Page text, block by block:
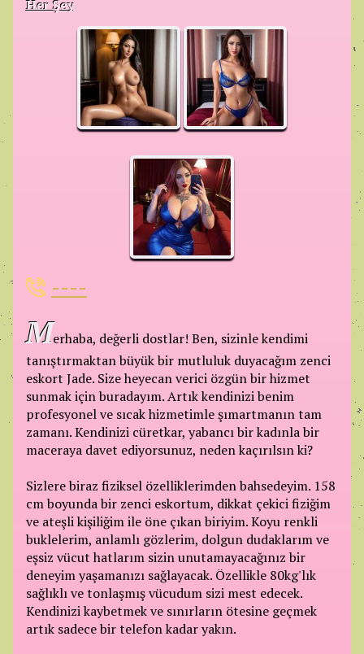
Her Şey
----
Merhaba, değerli dostlar! Ben, sizinle kendimi
tanıştırmaktan büyük bir mutluluk duyacağım zenci
eskort Jade. Size heyecan verici özgün bir hizmet
sunmak için buradayım. Artık kendinizi benim
profesyonel ve sıcak hizmetimle şımartmanın tam
zamanı. Kendinizi cüretkar, yabancı bir kadınla bir
maceraya davet ediyorsunuz, neden kaçırılsın ki?
Sizlere biraz fiziksel özelliklerimden bahsedeyim. 158
cm boyunda bir zenci eskortum, dikkat çekici fiziğim
ve ateşli kişiliğim ile öne çıkan biriyim. Koyu renkli
buklelerim, anlamlı gözlerim, dolgun dudaklarım ve
eşsiz vücut hatlarım sizin unutamayacağınız bir
deneyim yaşamanızı sağlayacak. Özellikle 80kg'lık
sağlıklı ve tonlaşmış vücudum sizi mest edecek.
Kendinizi kaybetmek ve sınırların ötesine geçmek
artık sadece bir telefon kadar yakın.